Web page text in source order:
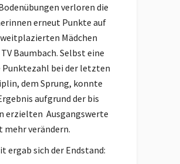
verloren die
erneut Punkte auf
Mädchen
Baumbach. Selbst eine
Punktezahl bei der letzten
dem Sprung, konnte
aufgrund der bis
erzielten Ausgangswerte
mehr verändern.
ergab sich der Endstand: